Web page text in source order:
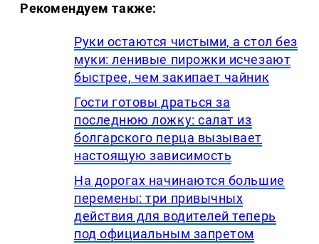
Рекомендуем также:
Руки остаются чистыми, а стол без
муки: ленивые пирожки исчезают
быстрее, чем закипает чайник
Гости готовы драться за
последнюю ложку: салат из
болгарского перца вызывает
настоящую зависимость
На дорогах начинаются большие
перемены: три привычных
действия для водителей теперь
под официальным запретом